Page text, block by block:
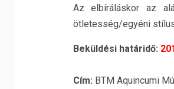
Az elbíráláskor az
ötletesség/egyéni
Beküldési határidő:
Cím: BTM Aquincumi